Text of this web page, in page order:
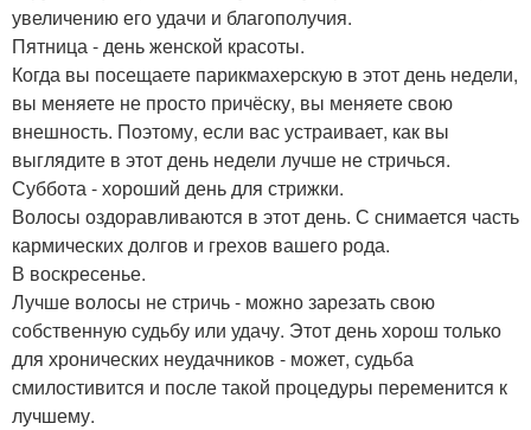
увеличению его удачи и благополучия.
Пятница - день женской красоты.
Когда вы посещаете парикмахерскую в этот день недели,
вы меняете не просто причёску, вы меняете свою
внешность. Поэтому, если вас устраивает, как вы
выглядите в этот день недели лучше не стричься.
Суббота - хороший день для стрижки.
Волосы оздоравливаются в этот день. С снимается часть
кармических долгов и грехов вашего рода.
В воскресенье.
Лучше волосы не стричь - можно зарезать свою
собственную судьбу или удачу. Этот день хорош только
для хронических неудачников - может, судьба
смилостивится и после такой процедуры переменится к
лучшему.